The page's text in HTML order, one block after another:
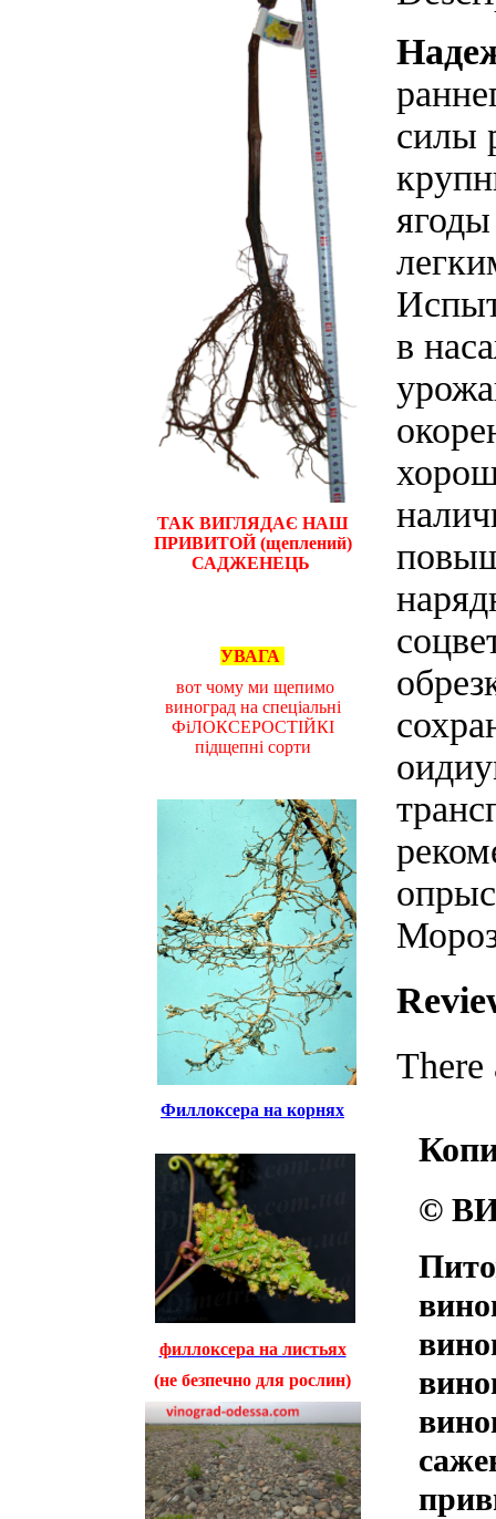
ТАК ВИГЛЯДАЄ НАШ
ПРИВИТОЙ (щеплений)
САДЖЕНЕЦЬ
УВАГА
вот чому ми щепимо
виноград на спеціальні
ФіЛОКСЕРОСТІЙКІ
підщепні сорти
Филлоксера на корнях
филлоксера на листьях
(не безпечно для рослин)
силы
в
There
©